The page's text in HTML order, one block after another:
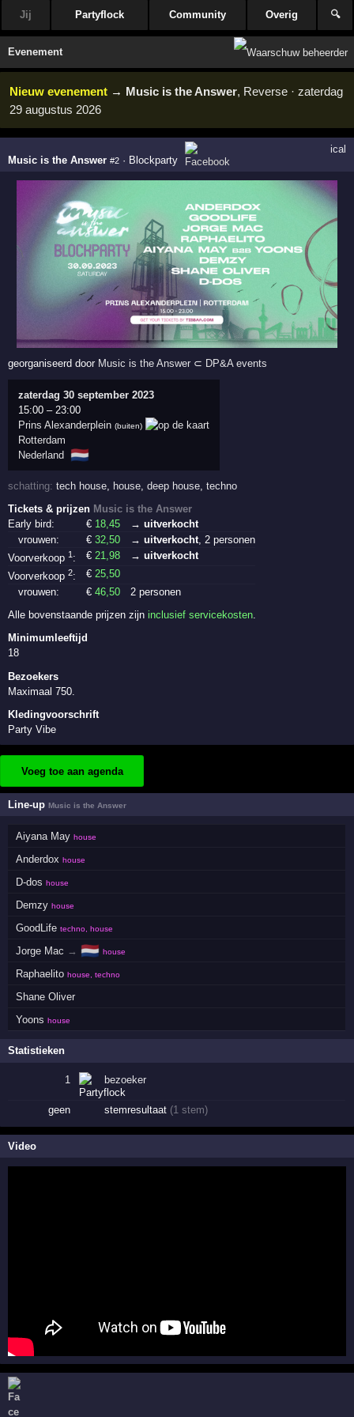
Jij Partyflock Community Overig 🔍
Evenement
Nieuw evenement → Music is the Answer, Reverse · zaterdag
29 augustus 2026
Music is the Answer #2 · Blockparty
ical
georganiseerd door Music is the Answer ⊂ DP&A events
zaterdag 30 september 2023
15:00 – 23:00
Prins Alexanderplein (buiten)
Rotterdam
Nederland 🇳🇱
schatting:tech house house ,deep house ,techno
Tickets & prijzen Music is the Answer
Early bird:
€ 18 ,45
→ uitverkocht
vrouwen:
€32 ,50 → uitverkocht , 2 personen
Voorverkoop1 : € 21 ,98
→ uitverkocht
Voorverkoop2: € 25 ,50
vrouwen:
€46 ,50
2 personen
Alle bovenstaande prijzen zijninclusief servicekosten.
Minimumleeftijd
18
Bezoekers
Maximaal 750.
Kledingvoorschrift
Party Vibe
Voeg toe aan agenda
Line-upMusic is the Answer
Aiyana May house
Anderdox house
D-dos house
Demzy house
GoodLife techno, house
Jorge Mac → 🇳🇱 house
Raphaelito house, techno
Shane Oliver
Yoons house
Statistieken
1 bezoeker
geen stemresultaat (1 stem)
Video